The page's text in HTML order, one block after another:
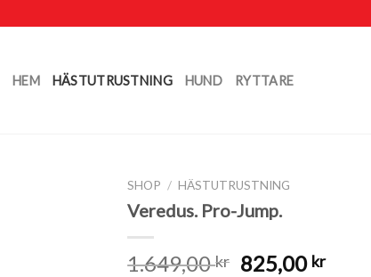
HEM HÄSTUTRUSTNING HUND RYTTARE
SHOP / HÄSTUTRUSTNING
Veredus. Pro-Jump.
1.649,00kr 825,00 kr